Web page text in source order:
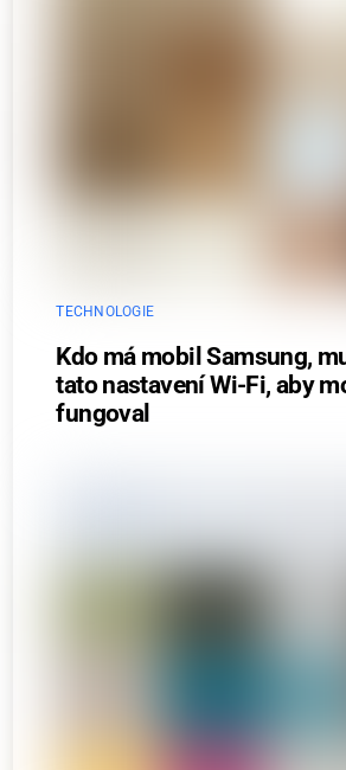
TECHNOLOGIE
Kdo má mobil Samsung,
tato nastavení Wi-Fi, aby
fungoval